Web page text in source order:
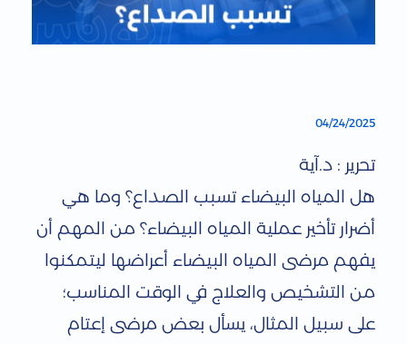
ه
ل
م
ي
ا
04/24/2025
تحرير : د.آية
هل المياه البيضاء تسبب الصداع؟ وما هي
أضرار تأخير عملية المياه البيضاء؟ من المهم أن
يفهم مرضى المياه البيضاء أعراضها ليتمكنوا
من التشخيص والعلاج في الوقت المناسب؛
على سبيل المثال، يسأل بعض مرضى إعتام